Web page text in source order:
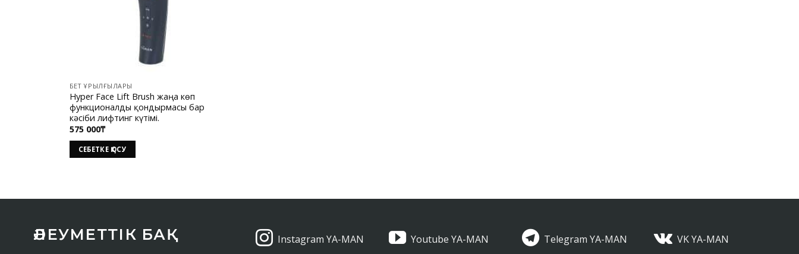
БЕТ ҚҰРЫЛҒЫЛАРЫ
Hyper Face Lift Brush жаңа көп
функционалды қондырмасы бар
кәсіби лифтинг күтімі.
575 000₸
СЕБЕТКЕ ҚОСУ
ӘЛЕУМЕТТІК БАҚ Instagram YA-MAN Youtube YA-MAN Telegram YA-MAN VK YA-MAN